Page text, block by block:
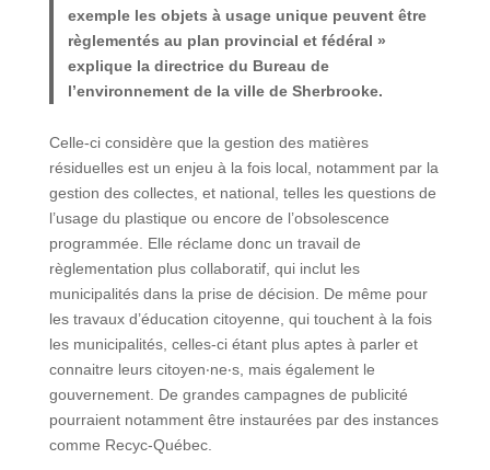
exemple les objets à usage unique peuvent être
règlementés au plan provincial et fédéral »
explique la directrice du Bureau de
l’environnement de la ville de Sherbrooke.
Celle-ci considère que la gestion des matières
résiduelles est un enjeu à la fois local, notamment par la
gestion des collectes, et national, telles les questions de
l’usage du plastique ou encore de l’obsolescence
programmée. Elle réclame donc un travail de
règlementation plus collaboratif, qui inclut les
municipalités dans la prise de décision. De même pour
les travaux d’éducation citoyenne, qui touchent à la fois
les municipalités, celles-ci étant plus aptes à parler et
connaitre leurs citoyen‧ne‧s, mais également le
gouvernement. De grandes campagnes de publicité
pourraient notamment être instaurées par des instances
comme Recyc-Québec.